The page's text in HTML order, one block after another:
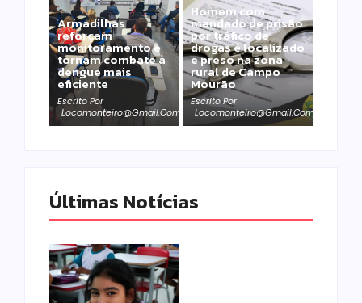
Armadilhas
reforçam
monitoramento e
tornam combate à
dengue mais
eficiente
Escrito Por
Locomonteiro@gmail.com
Homem com
mandado de prisão
por tráfico de
drogas é localizado
e preso na zona
rural de Campo
Mourão
Escrito Por
Locomonteiro@gmail.com
Últimas Notícias